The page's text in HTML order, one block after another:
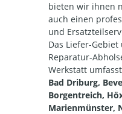
bieten wir ihnen
auch einen
und
Das Liefer-
Reparatur-
Werkstatt
Bad Driburg,
Borgentreich,
Marienmünster,